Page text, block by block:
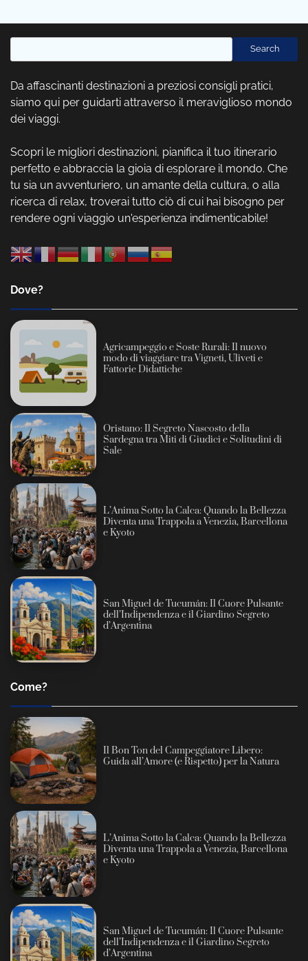
Search
Da affascinanti destinazioni a preziosi consigli pratici,
siamo qui per guidarti attraverso il meraviglioso mondo
dei viaggi.
Scopri le migliori destinazioni, pianifica il tuo itinerario
perfetto e abbraccia la gioia di esplorare il mondo. Che
tu sia un avventuriero, un amante della cultura, o alla
ricerca di relax, troverai tutto ciò di cui hai bisogno per
rendere ogni viaggio un'esperienza indimenticabile!
Dove?
Agricampeggio e Soste Rurali: Il nuovo
modo di viaggiare tra Vigneti, Uliveti e
Fattorie Didattiche
Oristano: Il Segreto Nascosto della
Sardegna tra Miti di Giudici e Solitudini di
Sale
L’Anima Sotto la Calca: Quando la Bellezza
Diventa una Trappola a Venezia, Barcellona
e Kyoto
San Miguel de Tucumán: Il Cuore Pulsante
dell’Indipendenza e il Giardino Segreto
d’Argentina
Come?
Il Bon Ton del Campeggiatore Libero:
Guida all’Amore (e Rispetto) per la Natura
L’Anima Sotto la Calca: Quando la Bellezza
Diventa una Trappola a Venezia, Barcellona
e Kyoto
San Miguel de Tucumán: Il Cuore Pulsante
dell’Indipendenza e il Giardino Segreto
d’Argentina